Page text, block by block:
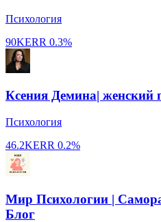
Психология
90KERR 0.3%
Ксения Демина| женский
Психология
46.2KERR 0.2%
Мир Психологии |
Блог